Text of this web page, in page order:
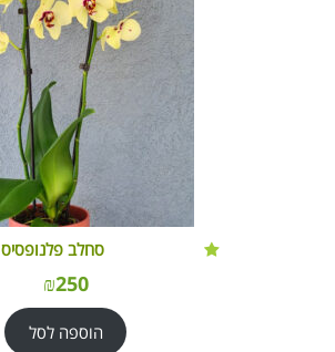
סחלב פלנופסיס
₪250
הוספה לסל